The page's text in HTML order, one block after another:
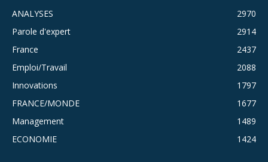
ANALYSES
2970
Parole d'expert
2914
France
2437
Emploi/Travail
2088
Innovations
1797
FRANCE/MONDE
1677
Management
1489
ECONOMIE
1424